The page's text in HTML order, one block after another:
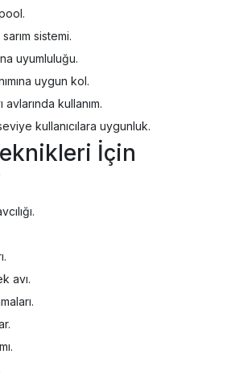
sistemi.
uyumluluğu.
uygun kol.
avlarında kullanım.
kullanıcılara uygunluk.
İçin
avı.